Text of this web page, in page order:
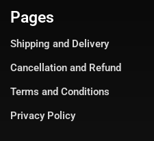
Pages
Shipping and Delivery
Cancellation and Refund
Terms and Conditions
Privacy Policy